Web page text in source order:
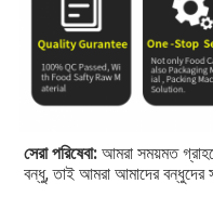
সেরা পরিষেবা: আমরা সময়মত
বন্ধু, তাই আমরা আমাদের বন্ধুদের